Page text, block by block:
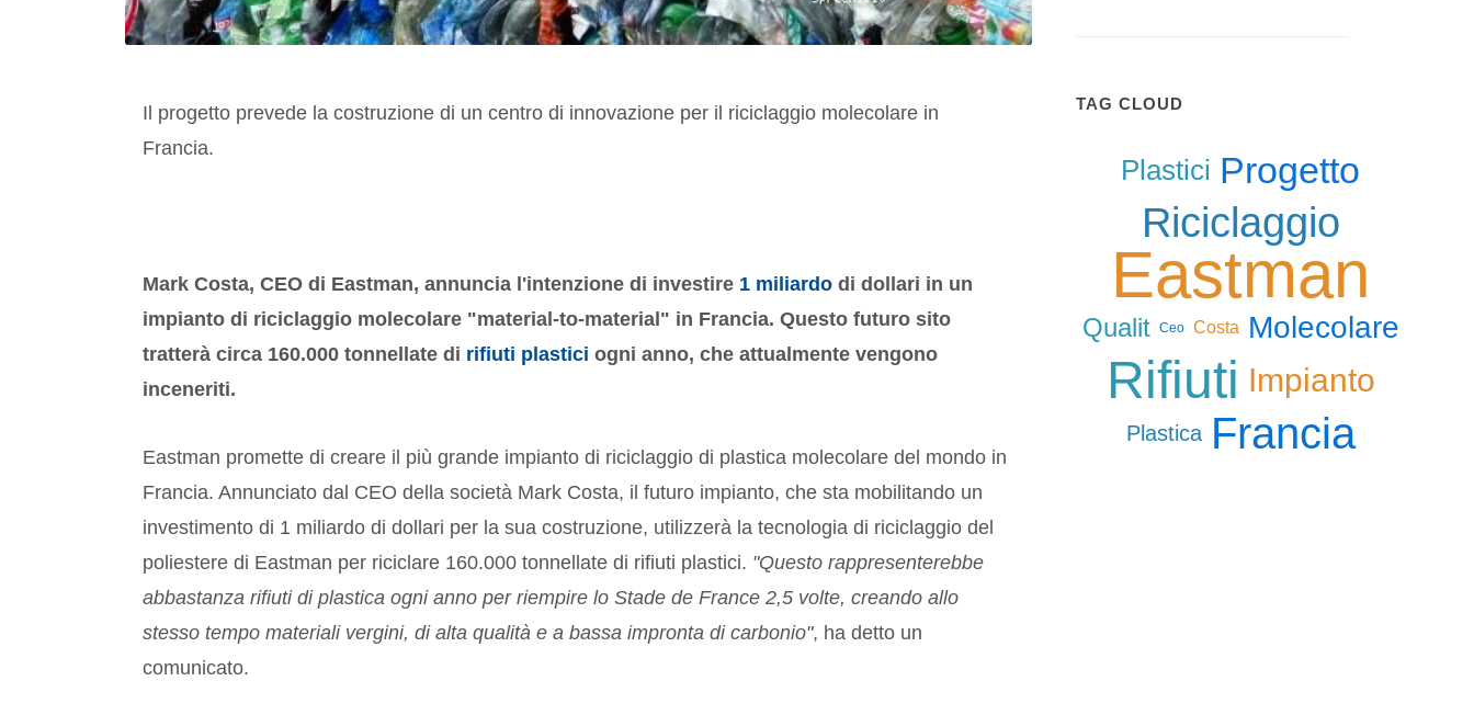
Il progetto prevede la costruzione di un centro di innovazione per il riciclaggio molecolare in
Francia.
Mark Costa, CEO di Eastman, annuncia l'intenzione di investire 1 miliardo di dollari in un
impianto di riciclaggio molecolare "material-to-material" in Francia. Questo futuro sito
tratterà circa 160.000 tonnellate di rifiuti plastici ogni anno, che attualmente vengono
inceneriti.
Eastman promette di creare il più grande impianto di riciclaggio di plastica molecolare del mondo in
Francia. Annunciato dal CEO della società Mark Costa, il futuro impianto, che sta mobilitando un
investimento di 1 miliardo di dollari per la sua costruzione, utilizzerà la tecnologia di riciclaggio del
poliestere di Eastman per riciclare 160.000 tonnellate di rifiuti plastici. "Questo rappresenterebbe
abbastanza rifiuti di plastica ogni anno per riempire lo Stade de France 2,5 volte, creando allo
stesso tempo materiali vergini, di alta qualità e a bassa impronta di carbonio", ha detto un
comunicato.
TAG CLOUD
Plastici Progetto
Riciclaggio
Eastman
Qualit Ceo Costa Molecolare
Rifiuti Impianto
Plastica Francia